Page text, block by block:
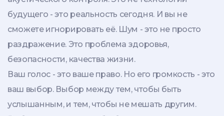
будущего - это реальность сегодня. И вы не
сможете игнорировать её. Шум - это не просто
раздражение. Это проблема здоровья,
безопасности, качества жизни.
Ваш голос - это ваше право. Но его громкость - это
ваш выбор. Выбор между тем, чтобы быть
услышанным, и тем, чтобы не мешать другим.